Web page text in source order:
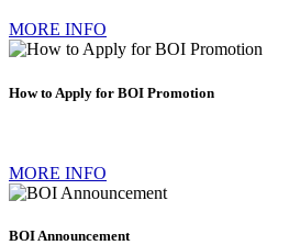
MORE INFO
How to Apply for BOI Promotion
MORE INFO
BOI Announcement